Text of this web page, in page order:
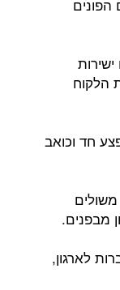
הפונים
הלקוח
חד וכואב
מבפנים.
לארגון,